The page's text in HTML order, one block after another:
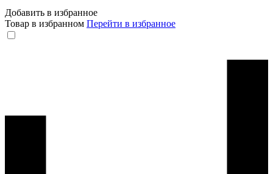
Добавить в избранное
Товар в избранном Перейти в избранное